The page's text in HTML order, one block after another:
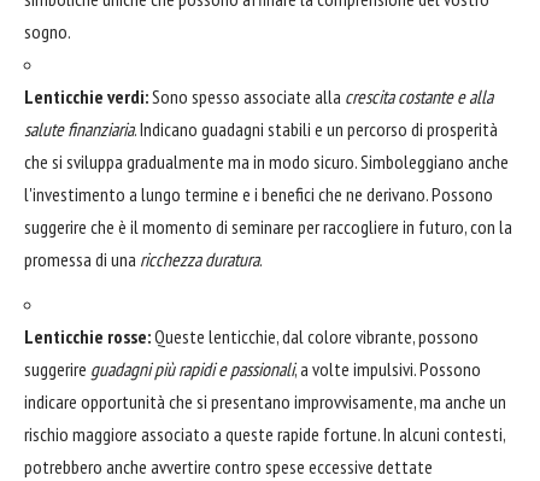
sogno.
Lenticchie verdi:Sono spesso associate alla crescita costante e alla
salute finanziaria. Indicano guadagni stabili e un percorso di prosperità
che si sviluppa gradualmente ma in modo sicuro. Simboleggiano anche
l'investimento a lungo termine e i benefici che ne derivano. Possono
suggerire che è il momento di seminare per raccogliere in futuro, con la
promessa di una ricchezza duratura.
Lenticchie rosse:Queste lenticchie, dal colore vibrante, possono
suggerire guadagni più rapidi e passionali, a volte impulsivi. Possono
indicare opportunità che si presentano improvvisamente, ma anche un
rischio maggiore associato a queste rapide fortune. In alcuni contesti,
potrebbero anche avvertire contro spese eccessive dettate